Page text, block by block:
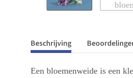
Beschrijving
Een bloemenweide is een